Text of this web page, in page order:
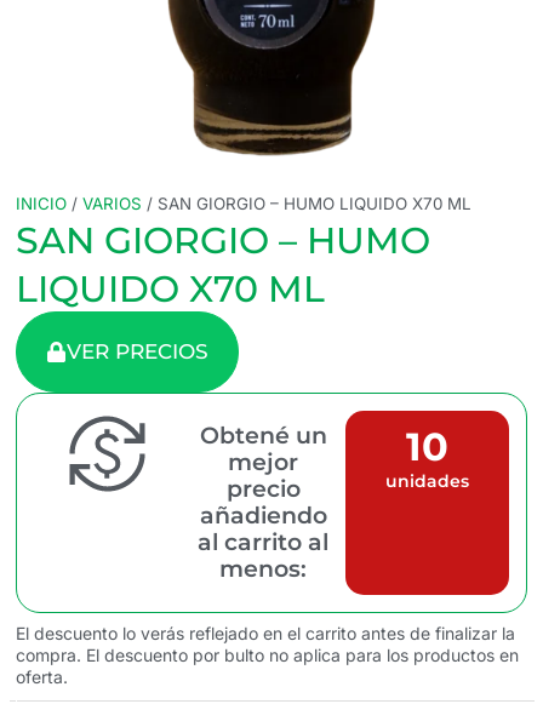
INICIO / VARIOS / SAN GIORGIO – HUMO LIQUIDO X70 ML
SAN GIORGIO – HUMO
LIQUIDO X70 ML
VER PRECIOS
Obtené un
mejor
precio
añadiendo
al carrito al
menos:
10
unidades
El descuento lo verás reflejado en el carrito antes de finalizar la
compra. El descuento por bulto no aplica para los productos en
oferta.